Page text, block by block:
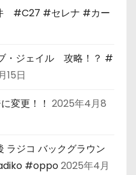
#C27 #セレナ #カー
・ジェイル 攻略！？ #
15日
変更！！ 2025年4月8
ラジコ バックグラウン
#oppo2025年4月